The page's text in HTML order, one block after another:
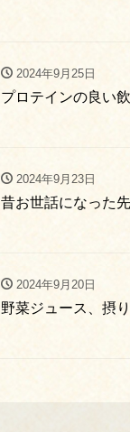
2024年9月25日
プロテインの良い
2024年9月23日
昔お世話になった
2024年9月20日
野菜ジュース、摂